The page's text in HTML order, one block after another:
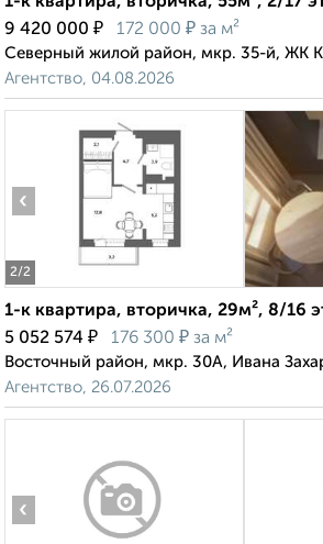
9 420 000 ₽ 172 000 ₽ за м²
Северный жилой район, мкр. 35-й, ЖК
Агентство, 04.08.2026
2/2
‹
1-к квартира, вторичка, 29м², 8/16
5 052 574 ₽ 176 300 ₽ за м²
Восточный район, мкр. 30А, Ивана
Агентство, 26.07.2026
‹